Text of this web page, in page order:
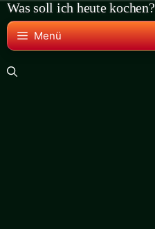
Zum
Inhalt
springen
Was soll ich heute kochen?
Menü